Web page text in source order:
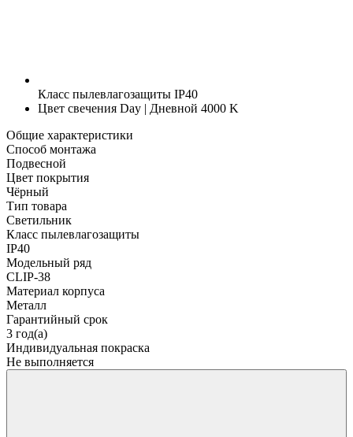
Класс пылевлагозащиты IP40
Цвет свечения Day | Дневной 4000 K
Общие характеристики
Способ монтажа
Подвесной
Цвет покрытия
Чёрный
Тип товара
Светильник
Класс пылевлагозащиты
IP40
Модельный ряд
CLIP-38
Материал корпуса
Металл
Гарантийный срок
3 год(а)
Индивидуальная покраска
Не выполняется